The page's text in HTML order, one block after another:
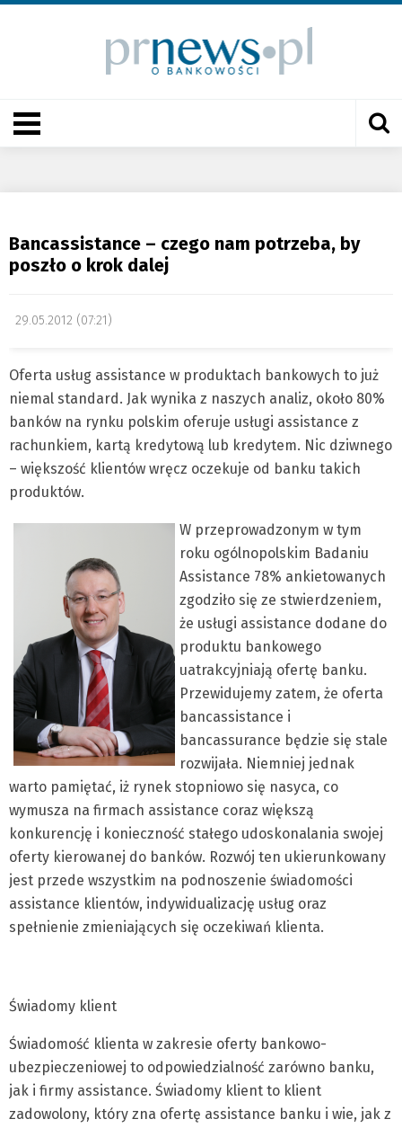
Bancassistance – czego nam potrzeba, by
poszło o krok dalej
29.05.2012 (07:21)
Oferta usług assistance w produktach bankowych to już
niemal standard. Jak wynika z naszych analiz, około 80%
banków na rynku polskim oferuje usługi assistance z
rachunkiem, kartą kredytową lub kredytem. Nic dziwnego
– większość klientów wręcz oczekuje od banku takich
produktów.
W przeprowadzonym w tym
roku ogólnopolskim Badaniu
Assistance 78% ankietowanych
zgodziło się ze stwierdzeniem,
że usługi assistance dodane do
produktu bankowego
uatrakcyjniają ofertę banku.
Przewidujemy zatem, że oferta
bancassistance i
bancassurance będzie się stale
rozwijała. Niemniej jednak
warto pamiętać, iż rynek stopniowo się nasyca, co
wymusza na firmach assistance coraz większą
konkurencję i konieczność stałego udoskonalania swojej
oferty kierowanej do banków. Rozwój ten ukierunkowany
jest przede wszystkim na podnoszenie świadomości
assistance klientów, indywidualizację usług oraz
spełnienie zmieniających się oczekiwań klienta.
Świadomy klient
Świadomość klienta w zakresie oferty bankowo-
ubezpieczeniowej to odpowiedzialność zarówno banku,
jak i firmy assistance. Świadomy klient to klient
zadowolony, który zna ofertę assistance banku i wie, jak z